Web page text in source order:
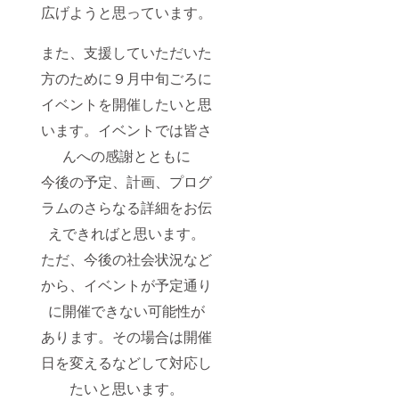
広げようと思っています。
また、支援していただいた
方のために９月中旬ごろに
イベントを開催したいと思
います。イベントでは皆さ
んへの感謝とともに
今後の予定、計画、プログ
ラムのさらなる詳細をお伝
えできればと思います。
ただ、今後の社会状況など
から、イベントが予定通り
に開催できない可能性が
あります。その場合は開催
日を変えるなどして対応し
たいと思います。